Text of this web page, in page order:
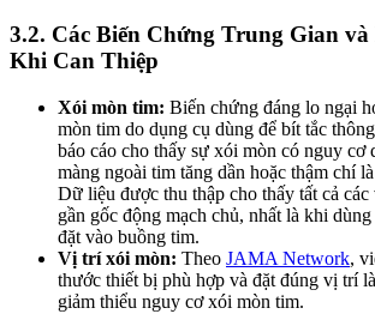
3.2. Các Biến Chứng Trung Gian
Khi Can Thiệp
Xói mòn tim: Biến chứng đáng lo ngại
mòn tim do dụng cụ dùng để bít tắc
báo cáo cho thấy sự xói mòn có nguy cơ
màng ngoài tim tăng dần hoặc thậm chí
Dữ liệu được thu thập cho thấy tất cả
gần gốc động mạch chủ, nhất là khi
đặt vào buồng tim.
Vị trí xói mòn: Theo JAMA Network,
thước thiết bị phù hợp và đặt đúng vị trí
giảm thiểu nguy cơ xói mòn tim.